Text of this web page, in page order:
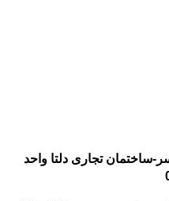
ساختمان تجاری دلتا واحد